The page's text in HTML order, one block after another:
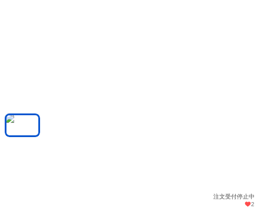
注文受付停止中
2